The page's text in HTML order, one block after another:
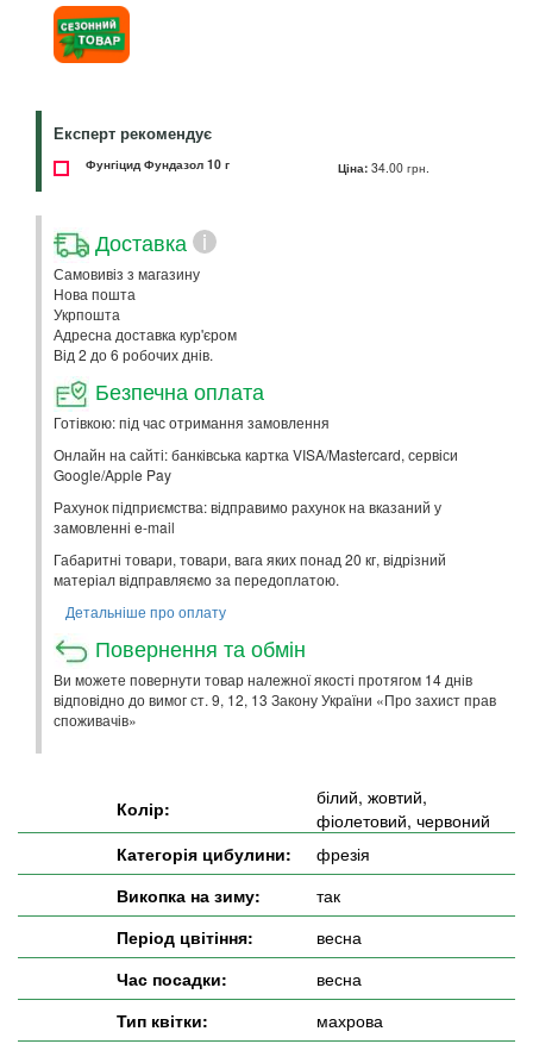
Експерт рекомендує
Фунгіцид Фундазол 10 г Ціна: 34.00 грн.
Доставка i
Самовивіз з магазину
Нова пошта
Укрпошта
Адресна доставка кур'єром
Від 2 до 6 робочих днів.
Безпечна оплата
Готівкою: під час отримання замовлення
Онлайн на сайті: банківська картка VISA/Mastercard, сервіси
Google/Apple Pay
Рахунок підприємства: відправимо рахунок на вказаний у
замовленні e-mail
Габаритні товари, товари, вага яких понад 20 кг, відрізний
матеріал відправляємо за передоплатою.
Детальніше про оплату
Повернення та обмін
Ви можете повернути товар належної якості протягом 14 днів
відповідно до вимог ст. 9, 12, 13 Закону України «Про захист прав
споживачів»
Колір:
білий, жовтий,
фіолетовий, червоний
Категорія цибулини:
фрезія
Викопка на зиму:
так
Період цвітіння:
весна
Час посадки:
весна
Тип квітки:
махрова